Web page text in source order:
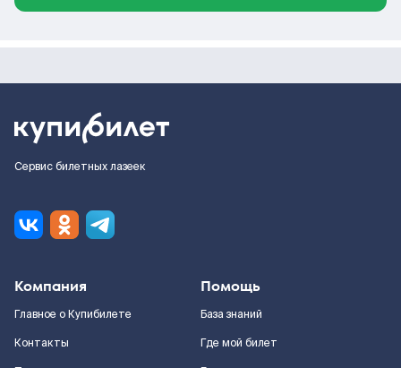
Сервис билетных лазеек
Компания
Главное о Купибилете
Контакты
Помощь
База знаний
Где мой билет